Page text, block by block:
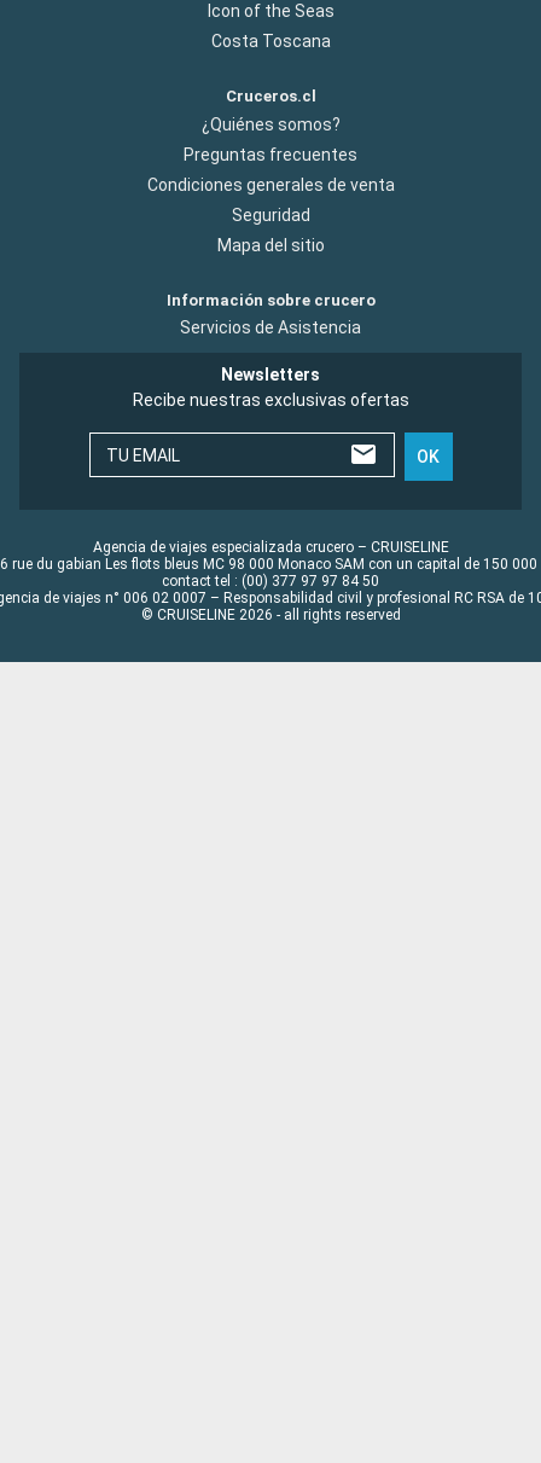
Icon of the Seas
Costa Toscana
Cruceros.cl
¿Quiénes somos?
Preguntas frecuentes
Condiciones generales de venta
Seguridad
Mapa del sitio
Información sobre crucero
Servicios de Asistencia
Newsletters
Recibe nuestras exclusivas ofertas
TU EMAIL OK
Agencia de viajes especializada crucero – CRUISELINE
rue du gabian Les flots bleus MC 98 000 Monaco SAM con un capital de 150 000
contact tel : (00) 377 97 97 84 50
de viajes n° 006 02 0007 – Responsabilidad civil y profesional RC RSA de
© CRUISELINE 2026 - all rights reserved